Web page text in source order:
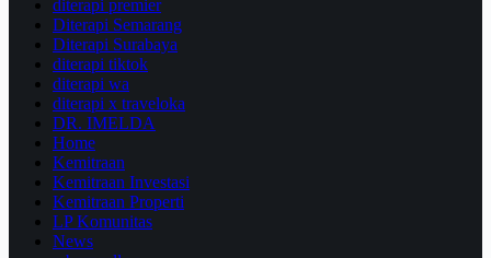
diterapi premier
Diterapi Semarang
Diterapi Surabaya
diterapi tiktok
diterapi wa
diterapi x traveloka
DR. IMELDA
Home
Kemitraan
Kemitraan Investasi
Kemitraan Properti
LP Komunitas
News